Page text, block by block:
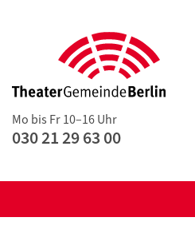
Mo bis Fr 10–16 Uhr
030 21 29 63 00